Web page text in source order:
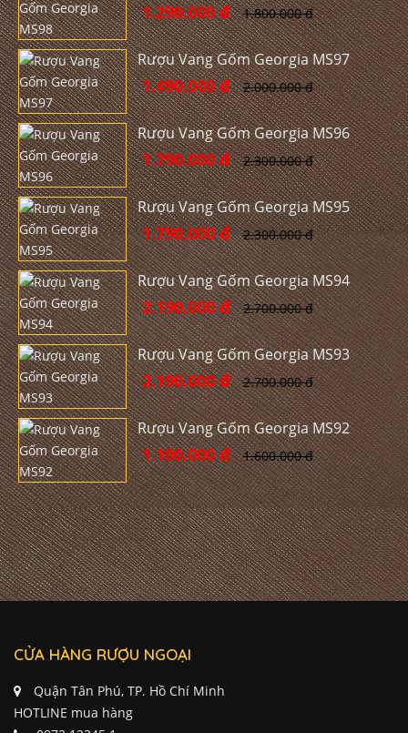
1.290.000 đ 1.800.000 đ
Rượu Vang Gốm Georgia MS97
1.490.000 đ 2.000.000 đ
Rượu Vang Gốm Georgia MS96
1.790.000 đ 2.300.000 đ
Rượu Vang Gốm Georgia MS95
1.790.000 đ 2.300.000 đ
Rượu Vang Gốm Georgia MS94
2.190.000 đ 2.700.000 đ
Rượu Vang Gốm Georgia MS93
2.190.000 đ 2.700.000 đ
Rượu Vang Gốm Georgia MS92
1.100.000 đ 1.600.000 đ
CỬA HÀNG RƯỢU NGOẠI
Quận Tân Phú, TP. Hồ Chí Minh
HOTLINE mua hàng